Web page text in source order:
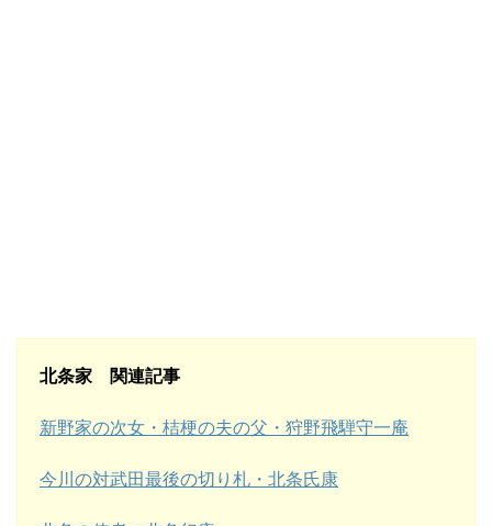
北条家 関連記事
新野家の次女・桔梗の夫の父・狩野飛騨守一庵
今川の対武田最後の切り札・北条氏康